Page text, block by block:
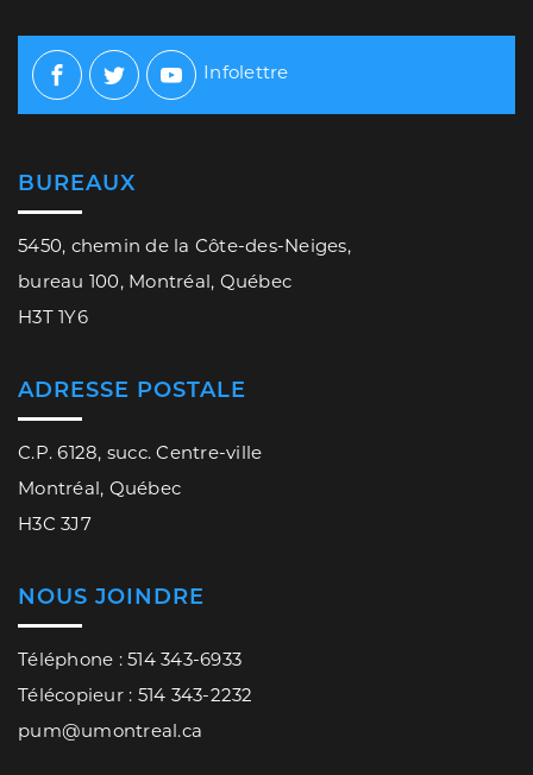
Facebook
TwitterYoutube
Infolettre
BUREAUX
5450, chemin de la Côte-des-Neiges,
bureau 100, Montréal, Québec
H3T 1Y6
ADRESSE POSTALE
C.P. 6128, succ. Centre-ville
Montréal, Québec
H3C 3J7
NOUS JOINDRE
Téléphone : 514 343-6933
Télécopieur : 514 343-2232
pum@umontreal.ca